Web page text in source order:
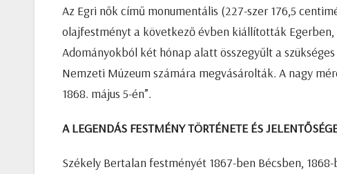
Az Egri nők című monumentális (227-szer 176,5
olajfestményt a következő évben kiállították
Adományokból két hónap alatt összegyűlt a
Nemzeti Múzeum számára megvásárolták. A nagy
1868. május 5-én”.
A LEGENDÁS FESTMÉNY TÖRTÉNETE ÉS
Székely Bertalan festményét 1867-ben Bécsben,